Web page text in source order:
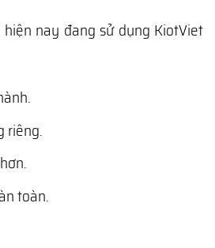
nay đang sử dụng KiotViet
riêng.
toàn.